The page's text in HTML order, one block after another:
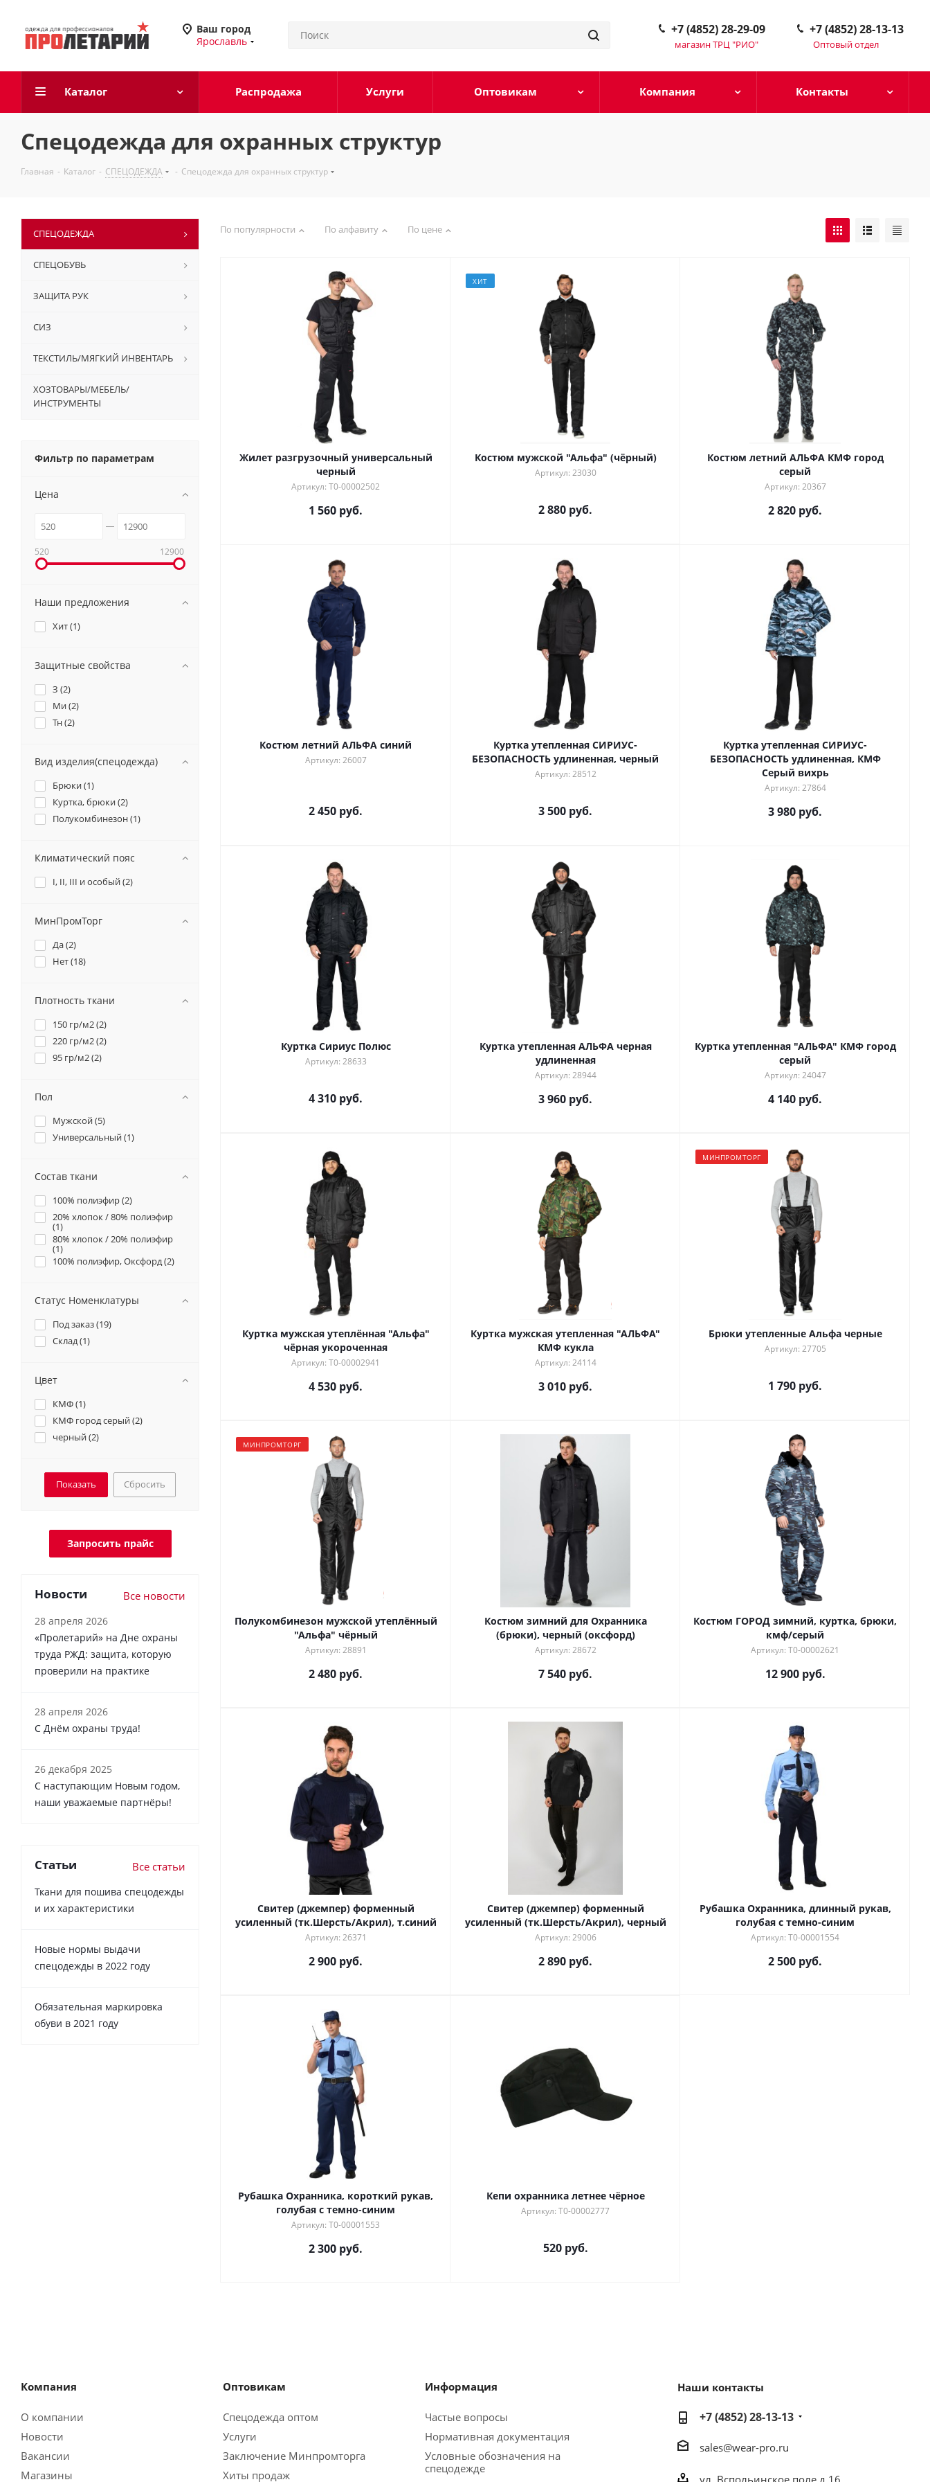
Ваш город
Ярославль
+7 (4852) 28-13-13
Оптовый отдел
+7 (4852) 28-29-09
магазин ТРЦ "РИО"
Каталог Распродажа Услуги Оптовикам Компания Контакты
Спецодежда для охранных структур
Главная - Каталог - СПЕЦОДЕЖДА - Спецодежда для охранных структур
По популярности По алфавиту По цене
Жилет разгрузочный универсальный
черный
Артикул: Т0-00002502
1 560 руб.
ХИТ
Костюм мужской "Альфа" (чёрный)
Артикул: 23030
2 880 руб.
Костюм летний АЛЬФА КМФ город
серый
Артикул: 20367
2 820 руб.
Костюм летний АЛЬФА синий
Артикул: 26007
2 450 руб.
Куртка утепленная СИРИУС-
БЕЗОПАСНОСТЬ удлиненная, черный
Артикул: 28512
3 500 руб.
Куртка утепленная СИРИУС-
БЕЗОПАСНОСТЬ удлиненная, КМФ
Серый вихрь
Артикул: 27864
3 980 руб.
Куртка Сириус Полюс
Артикул: 28633
4 310 руб.
Куртка утепленная АЛЬФА черная
удлиненная
Артикул: 28944
3 960 руб.
Куртка утепленная "АЛЬФА" КМФ город
серый
Артикул: 24047
4 140 руб.
Куртка мужская утеплённая "Альфа"
чёрная укороченная
Артикул: Т0-00002941
4 530 руб.
Куртка мужская утепленная "АЛЬФА"
КМФ кукла
Артикул: 24114
3 010 руб.
МИНПРОМТОРГ
Брюки утепленные Альфа черные
Артикул: 27705
1 790 руб.
МИНПРОМТОРГ
Полукомбинезон мужской утеплённый
"Альфа" чёрный
Артикул: 28891
2 480 руб.
Костюм зимний для Охранника
(брюки), черный (оксфорд)
Артикул: 28672
7 540 руб.
Костюм ГОРОД зимний, куртка, брюки,
кмф/серый
Артикул: Т0-00002621
12 900 руб.
Свитер (джемпер) форменный
усиленный (тк.Шерсть/Акрил), т.синий
Артикул: 26371
2 900 руб.
Свитер (джемпер) форменный
усиленный (тк.Шерсть/Акрил), черный
Артикул: 29006
2 890 руб.
Рубашка Охранника, длинный рукав,
голубая с темно-синим
Артикул: Т0-00001554
2 500 руб.
Рубашка Охранника, короткий рукав,
голубая с темно-синим
Артикул: Т0-00001553
2 300 руб.
Кепи охранника летнее чёрное
Артикул: Т0-00002777
520 руб.
СПЕЦОДЕЖДА
СПЕЦОБУВЬ
ЗАЩИТА РУК
СИЗ
ТЕКСТИЛЬ/МЯГКИЙ ИНВЕНТАРЬ
ХОЗТОВАРЫ/МЕБЕЛЬ/
ИНСТРУМЕНТЫ
Фильтр по параметрам
Цена
520 12900
Наши предложения
Хит (1)
Защитные свойства
З (2)
Ми (2)
Тн (2)
Вид изделия(спецодежда)
Брюки (1)
Куртка, брюки (2)
Полукомбинезон (1)
Климатический пояс
I, II, III и особый (2)
МинПромТорг
Да (2)
Нет (18)
Плотность ткани
150 гр/м2 (2)
220 гр/м2 (2)
95 гр/м2 (2)
Пол
Мужской (5)
Универсальный (1)
Состав ткани
100% полиэфир (2)
20% хлопок / 80% полиэфир
(1)
80% хлопок / 20% полиэфир
(1)
100% полиэфир, Оксфорд (2)
Статус Номенклатуры
Под заказ (19)
Склад (1)
Цвет
КМФ (1)
КМФ город серый (2)
черный (2)
Сбросить
Запросить прайс
Новости Все новости
28 апреля 2026
«Пролетарий» на Дне охраны
труда РЖД: защита, которую
проверили на практике
28 апреля 2026
С Днём охраны труда!
26 декабря 2025
С наступающим Новым годом,
наши уважаемые партнёры!
Статьи Все статьи
Ткани для пошива спецодежды
и их характеристики
Новые нормы выдачи
спецодежды в 2022 году
Обязательная маркировка
обуви в 2021 году
Компания
О компании
Новости
Вакансии
Магазины
Оптовикам
Спецодежда оптом
Услуги
Заключение Минпромторга
Хиты продаж
Информация
Частые вопросы
Нормативная документация
Условные обозначения на
спецодежде
Наши контакты
+7 (4852) 28-13-13
sales@wear-pro.ru
ул. Вспольинское поле д.16